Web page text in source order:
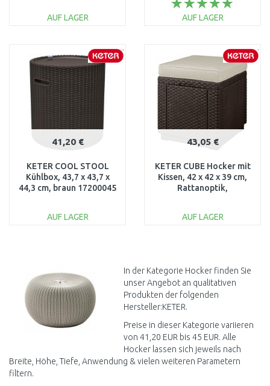
AUF LAGER
WARENKORB
Vergleichen
AUF LAGER
WARENKORB
Vergleichen
41,20 €
KETER COOL STOOL
Kühlbox, 43,7 x 43,7 x
44,3 cm, braun 17200045
AUF LAGER
43,05 €
KETER CUBE Hocker mit
Kissen, 42 x 42 x 39 cm,
Rattanoptik,
AUF LAGER
Vergleichen
In der Kategorie Hocker finden Sie
unser Angebot an qualitativen
Produkten der folgenden
Hersteller:KETER.
Preise in dieser Kategorie variieren
von 41,20 EUR bis 45 EUR. Alle
Hocker lassen sich jeweils nach
Breite, Höhe, Tiefe, Anwendung & vielen weiteren Parametern
filtern.